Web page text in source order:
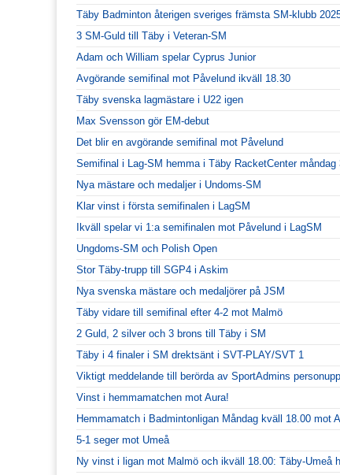
Täby Badminton återigen sveriges främsta SM-klubb
3 SM-Guld till Täby i Veteran-SM
Adam och William spelar Cyprus Junior
Avgörande semifinal mot Påvelund ikväll 18.30
Täby svenska lagmästare i U22 igen
Max Svensson gör EM-debut
Det blir en avgörande semifinal mot Påvelund
Semifinal i Lag-SM hemma i Täby RacketCenter måndag
Nya mästare och medaljer i Undoms-SM
Klar vinst i första semifinalen i LagSM
Ikväll spelar vi 1:a semifinalen mot Påvelund i LagSM
Ungdoms-SM och Polish Open
Stor Täby-trupp till SGP4 i Askim
Nya svenska mästare och medaljörer på JSM
Täby vidare till semifinal efter 4-2 mot Malmö
2 Guld, 2 silver och 3 brons till Täby i SM
Täby i 4 finaler i SM drektsänt i SVT-PLAY/SVT 1
Viktigt meddelande till berörda av SportAdmins
Vinst i hemmamatchen mot Aura!
Hemmamatch i Badmintonligan Måndag kväll 18.00 mot
5-1 seger mot Umeå
Ny vinst i ligan mot Malmö och ikväll 18.00: Täby-Umeå